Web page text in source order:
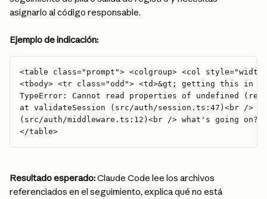
asignarlo al código responsable.
Ejemplo de indicación:
<table class="prompt"> <colgroup> <col
<tbody> <tr class="odd"> <td>&gt; getting this in
TypeError: Cannot read properties of undefined
at validateSession (src/auth/session.ts:47)<br />
(src/auth/middleware.ts:12)<br /> what's going
</table>
Resultado esperado: Claude Code lee los archivos
referenciados en el seguimiento, explica qué no está